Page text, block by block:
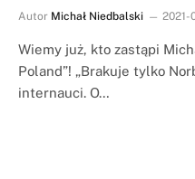
Autor Michał Niedbalski 2021-
Wiemy już, kto zastąpi
Poland”! „Brakuje tylko
internauci. O…